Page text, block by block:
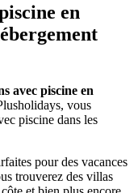
en
avec piscine en
vous
piscine dans les
pour des vacances
trouverez des villas